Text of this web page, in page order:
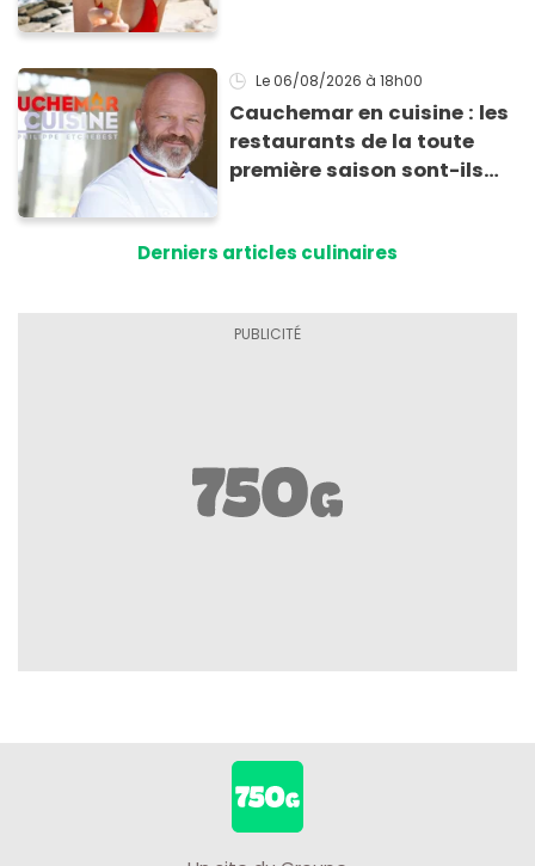
ne fondent !
Le 06/08/2026 à 18h00
Cauchemar en cuisine : les
restaurants de la toute
première saison sont-ils
Derniers articles culinaires